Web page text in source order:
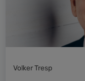
Volker Tresp